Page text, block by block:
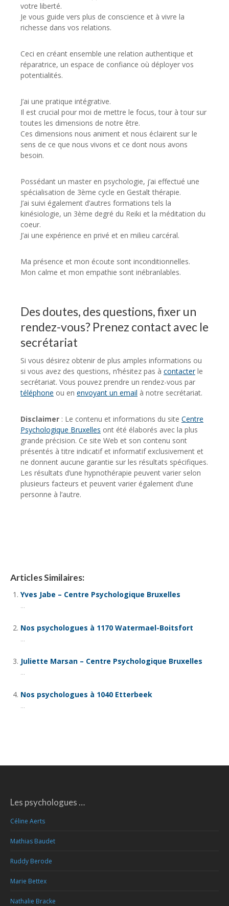
votre liberté.
Je vous guide vers plus de conscience et à vivre la
richesse dans vos relations.
Ceci en créant ensemble une relation authentique et
réparatrice, un espace de confiance où déployer vos
potentialités.
J’ai une pratique intégrative.
Il est crucial pour moi de mettre le focus, tour à tour sur
toutes les dimensions de notre être.
Ces dimensions nous animent et nous éclairent sur le
sens de ce que nous vivons et ce dont nous avons
besoin.
Possédant un master en psychologie, j’ai effectué une
spécialisation de 3ème cycle en Gestalt thérapie.
J’ai suivi également d’autres formations tels la
kinésiologie, un 3ème degré du Reiki et la méditation du
coeur.
J’ai une expérience en privé et en milieu carcéral.
Ma présence et mon écoute sont inconditionnelles.
Mon calme et mon empathie sont inébranlables.
Des doutes, des questions, fixer un
rendez-vous? Prenez contact avec le
secrétariat
Si vous désirez obtenir de plus amples informations ou
si vous avez des questions, n’hésitez pas à contacterle
secrétariat. Vous pouvez prendre un rendez-vous par
téléphone ou en envoyant un email à notre secrétariat.
Disclaimer : Le contenu et informations du site Centre
Psychologique Bruxelles ont été élaborés avec la plus
grande précision. Ce site Web et son contenu sont
présentés à titre indicatif et informatif exclusivement et
ne donnent aucune garantie sur les résultats spécifiques.
Les résultats d’une hypnothérapie peuvent varier selon
plusieurs facteurs et peuvent varier également d’une
personne à l’autre.
Articles Similaires:
Yves Jabe – Centre Psychologique Bruxelles
Nos psychologues à 1170 Watermael-Boitsfort
Juliette Marsan – Centre Psychologique Bruxelles
Nos psychologues à 1040 Etterbeek
Les psychologues …
Céline Aerts
Mathias Baudet
Ruddy Berode
Marie Bettex
Nathalie Bracke